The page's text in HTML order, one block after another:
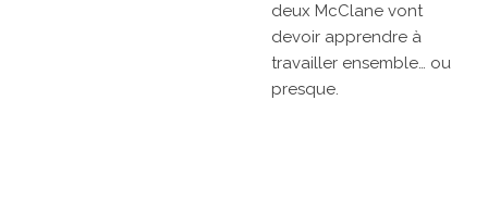
deux McClane vont
devoir apprendre à
travailler ensemble… ou
presque.